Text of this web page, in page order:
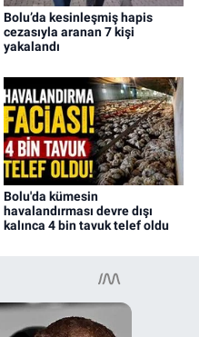
Bolu’da kesinleşmiş hapis
cezasıyla aranan 7 kişi
yakalandı
Bolu'da kümesin
havalandırması devre dışı
kalınca 4 bin tavuk telef oldu